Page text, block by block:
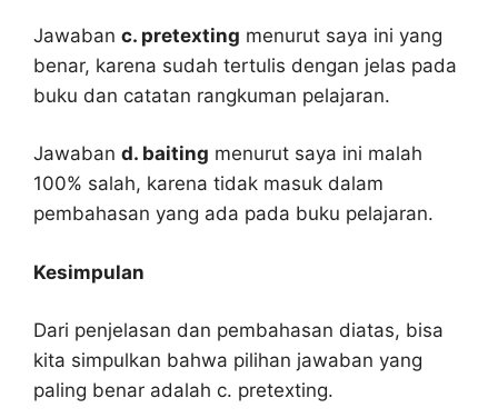
Jawaban c. pretexting menurut saya ini yang
benar, karena sudah tertulis dengan jelas pada
buku dan catatan rangkuman pelajaran.
Jawaban d. baiting menurut saya ini malah
100% salah, karena tidak masuk dalam
pembahasan yang ada pada buku pelajaran.
Kesimpulan
Dari penjelasan dan pembahasan diatas, bisa
kita simpulkan bahwa pilihan jawaban yang
paling benar adalah c. pretexting.